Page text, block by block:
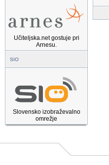
Učiteljska.net gostuje pri
Arnesu.
SIO
Slovensko izobraževalno
omrežje